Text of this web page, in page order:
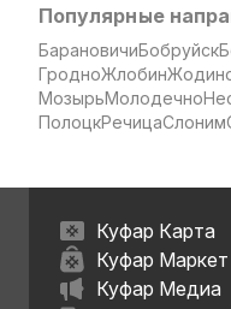
Популярные
БарановичиБобруйск
ГродноЖлобин
МозырьМолодечно
ПолоцкРечицаСлоним
Куфар Карта
Куфар Маркет
Куфар Медиа